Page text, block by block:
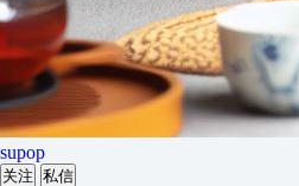
supop
关注 私信